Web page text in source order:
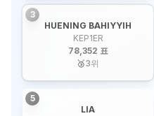
3
HUENING BAHIYYIH
KEP1ER
78,352 표
🥉3위
5
LIA